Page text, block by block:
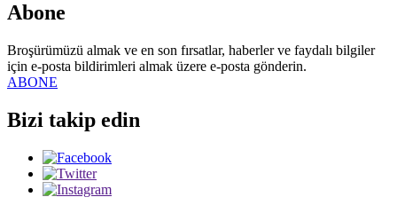
Abone
Broşürümüzü almak ve en son fırsatlar, haberler ve faydalı bilgiler
için e-posta bildirimleri almak üzere e-posta gönderin.
ABONE
Bizi takip edin